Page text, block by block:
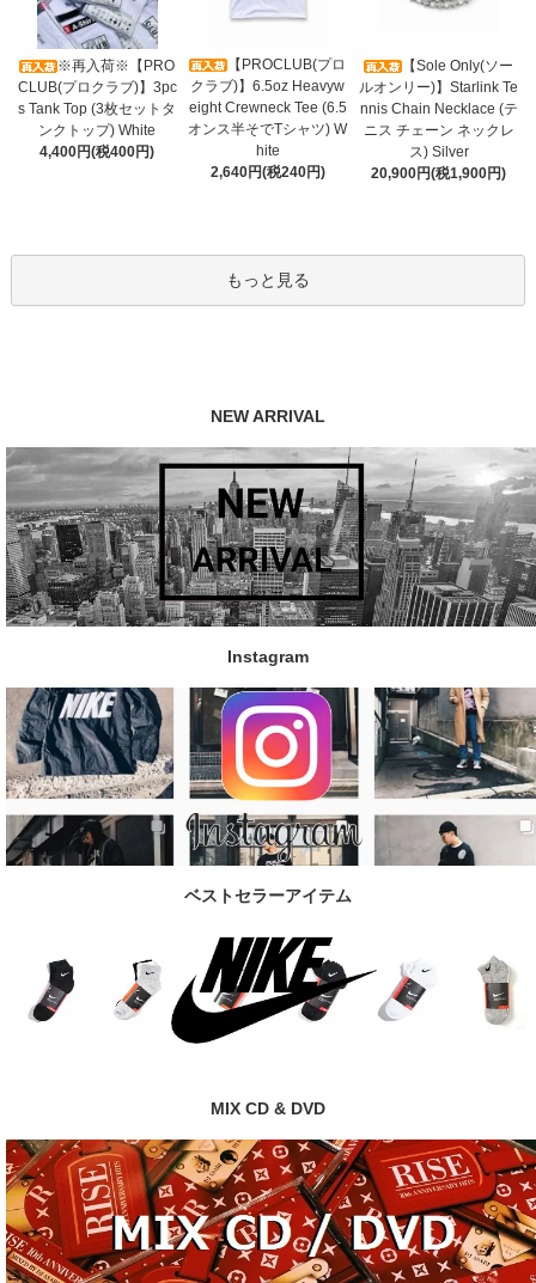
※再入荷※【PRO
CLUB(プロクラブ)】3pc
s Tank Top (3枚セットタ
ンクトップ) White
4,400円(税400円)
【PROCLUB(プロ
クラブ)】6.5oz Heavyw
eight Crewneck Tee (6.5
オンス半そでTシャツ) W
hite
2,640円(税240円)
【Sole Only(ソー
ルオンリー)】Starlink Te
nnis Chain Necklace (テ
ニス チェーン ネックレ
ス) Silver
20,900円(税1,900円)
もっと見る
NEW ARRIVAL
Instagram
ベストセラーアイテム
MIX CD & DVD